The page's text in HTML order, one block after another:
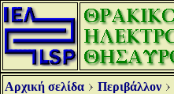
Αρχική σελίδα Περιβάλλον